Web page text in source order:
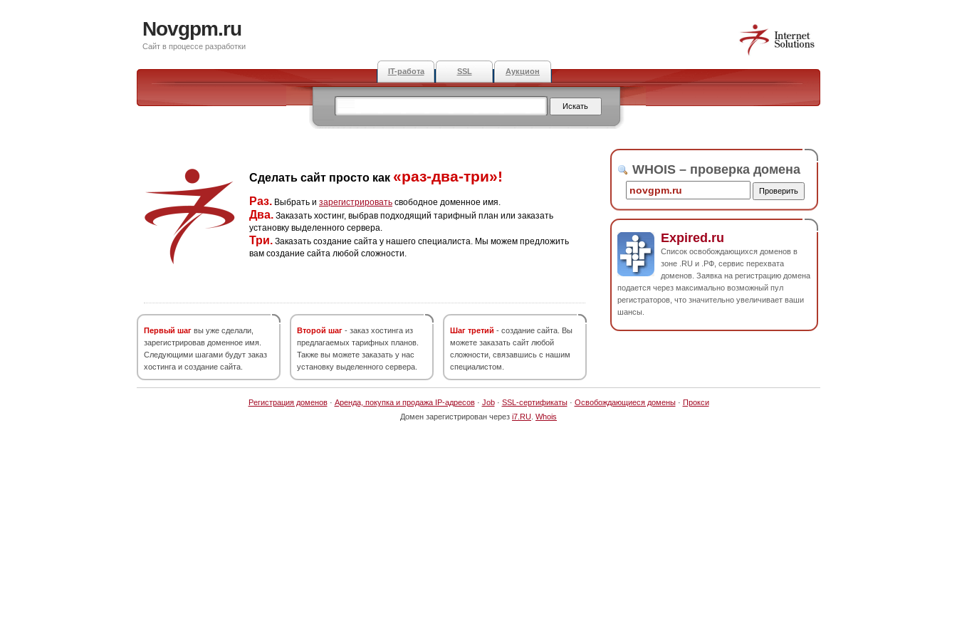
Novgpm.ru
Сайт в процессе разработки
IT-работа SSL Аукцион
Сделать сайт просто как «раз-два-три»!
Раз. Выбрать и зарегистрировать свободное доменное имя.
Два. Заказать хостинг, выбрав подходящий тарифный план или заказать
установку выделенного сервера.
Три. Заказать создание сайта у нашего специалиста. Мы можем предложить
вам создание сайта любой сложности.
Первый шаг вы уже сделали,
зарегистрировав доменное имя.
Следующими шагами будут заказ
хостинга и создание сайта.
Второй шаг - заказ хостинга из
предлагаемых тарифных планов.
Также вы можете заказать у нас
установку выделенного сервера.
Шаг третий - создание сайта. Вы
можете заказать сайт любой
сложности, связавшись с нашим
специалистом.
WHOIS – проверка домена
Expired.ru
Список освобождающихся доменов в
зоне .RU и .РФ, сервис перехвата
доменов. Заявка на регистрацию домена
подается через максимально возможный пул
регистраторов, что значительно увеличивает ваши
шансы.
Регистрация доменов· Аренда, покупка и продажа IP-адресов· Job· SSL-сертификаты· Освобождающиеся домены· Прокси
Домен зарегистрирован через i7.RU Whois